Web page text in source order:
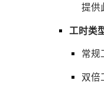
提供
工时类
常规
双倍